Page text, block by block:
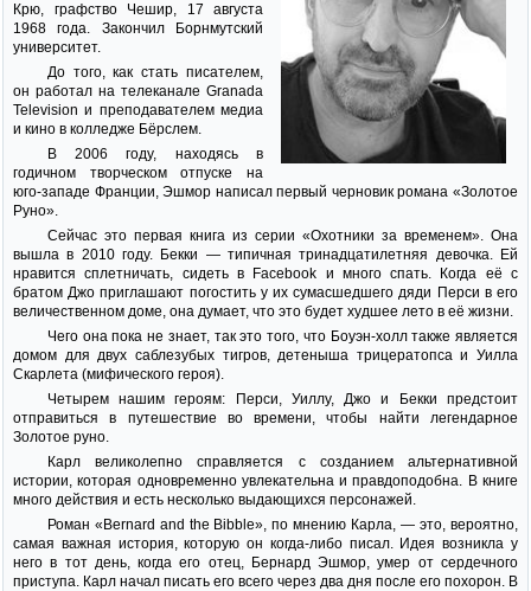
Крю, графство Чешир, 17 августа
1968 года. Закончил Борнмутский
университет.
До того, как стать писателем,
он работал на телеканале Granada
Television и преподавателем медиа
и кино в колледже Бёрслем.
В 2006 году, находясь в
годичном творческом отпуске на
юго-западе Франции, Эшмор написал первый черновик романа «Золотое
Руно».
Сейчас это первая книга из серии «Охотники за временем». Она
вышла в 2010 году. Бекки — типичная тринадцатилетняя девочка. Ей
нравится сплетничать, сидеть в Facebook и много спать. Когда её с
братом Джо приглашают погостить у их сумасшедшего дяди Перси в его
величественном доме, она думает, что это будет худшее лето в её жизни.
Чего она пока не знает, так это того, что Боуэн-холл также является
домом для двух саблезубых тигров, детеныша трицератопса и Уилла
Скарлета (мифического героя).
Четырем нашим героям: Перси, Уиллу, Джо и Бекки предстоит
отправиться в путешествие во времени, чтобы найти легендарное
Золотое руно.
Карл великолепно справляется с созданием альтернативной
истории, которая одновременно увлекательна и правдоподобна. В книге
много действия и есть несколько выдающихся персонажей.
Роман «Bernard and the Bibble», по мнению Карла, — это, вероятно,
самая важная история, которую он когда-либо писал. Идея возникла у
него в тот день, когда его отец, Бернард Эшмор, умер от сердечного
приступа. Карл начал писать его всего через два дня после его похорон. В